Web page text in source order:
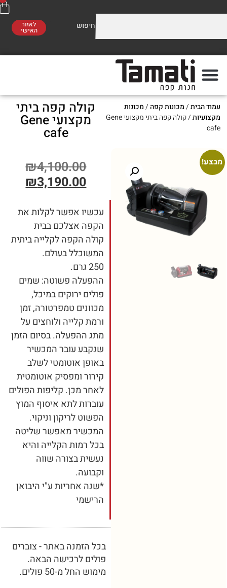
לראות! ברכישה מעל 300 ₪
/מכונות קפה/מכונות
/ קולה קפה ביתי מקצועי Gene
קולה קפה ביתי
מקצועי Gene
cafe
₪4,100.00
₪3,190.00
עכשיו אפשר לקלות את
הקפה אצלכם בבית
קולה הקפה לקלייה ביתית
המשוכלל בעולם.
ההפעלה פשוטה: שמים
פולים ירוקים במיכל,
מכוונים טמפרטורה, זמן
ורמת קלייה ולוחצים על
מתג ההפעלה. בסיום הזמן
שנקבע עובר המכשיר
באופן אוטומטי לשלב
קירור ומפסיק אוטומטית
לאחר מכן. קליפות הפולים
עוברות לתא איסוף המוץ
הפשוט לריקון וניקוי.
המכשיר מאפשר שליטה
בכל רמות הקלייה והיא
נעשית בצורה שווה
*שנה אחריות ע"י היבואן
בכל הזמנה באתר - צוברים
פולים לרכישה הבאה.
מימוש החל מ-50 פולים.